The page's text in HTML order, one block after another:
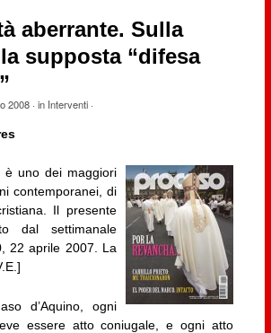
aberrante. Sulla
supposta “difesa
2008· in Interventi·
è uno dei maggiori
contemporanei, di
Il presente
dal settimanale
22 aprile 2007. La
d’Aquino, ogni
essere atto coniugale, e ogni atto